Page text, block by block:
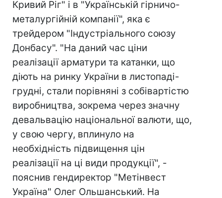
Кривий Ріг" і в "Українській гірничо-
металургійній компанії", яка є
трейдером "Індустріального союзу
Донбасу". "На даний час ціни
реалізації арматури та катанки, що
діють на ринку України в листопаді-
грудні, стали порівняні з собівартістю
виробництва, зокрема через значну
девальвацію національної валюти, що,
у свою чергу, вплинуло на
необхідність підвищення цін
реалізації на ці види продукції", -
пояснив гендиректор "Метінвест
Україна" Олег Ольшанський. На